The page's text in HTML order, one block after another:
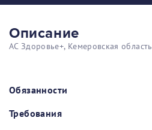
Описание
АС Здоровье+, Кемеровская область
Обязанности
Требования